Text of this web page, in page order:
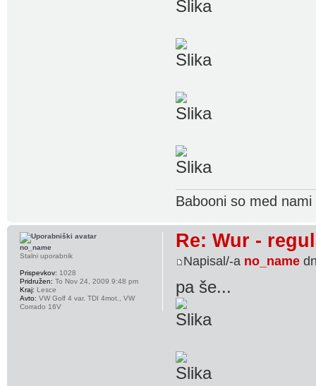
Babooni so med nami
Re: Wur -
Napisal/-a no_name
pa še...
no_name
Stalni uporabnik
Prispevkov: 1028
Pridružen: To Nov 24, 2009 9:48 pm
Kraj: Lesce
Avto: VW Golf 4 var. TDI 4mot., VW
Corrado 16V